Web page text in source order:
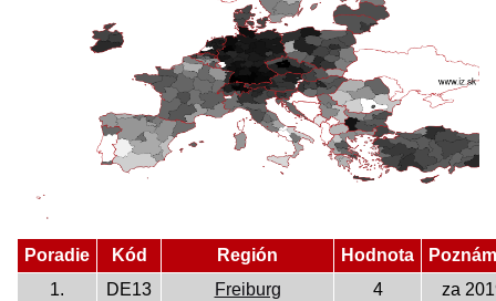
Poradie Kód Región Hodnota
1.
DE13 Freiburg 4
za